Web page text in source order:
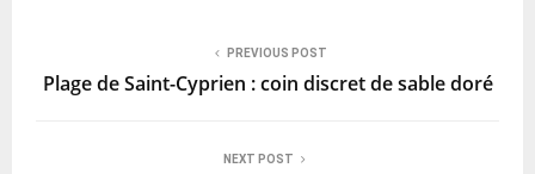
PREVIOUS POST
Plage de Saint-Cyprien : coin discret de sable doré
NEXT POST